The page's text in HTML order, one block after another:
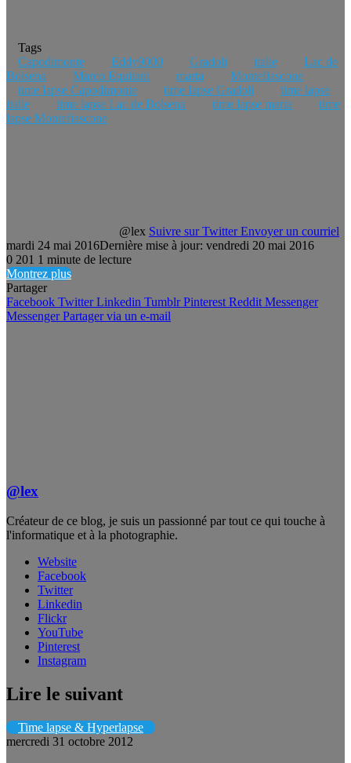
Tags
Capodimonte
Eddy9000 Gradoli italie
Lac de
Bolsena
Marco Equitani marta
Montefiascone
time lapse Capodimonte
time lapse Gradoli
time lapse
italie
time lapse Lac de Bolsena time lapse marta
time
lapse Montefiascone
@lex Suivre sur Twitter Envoyer un courriel
mardi 24 mai 2016Dernière mise à jour: vendredi 20 mai 2016
0 201 1 minute de lecture
Montrez plus
Partager
Facebook Twitter Linkedin Tumblr Pinterest Reddit Messenger
Messenger Partager via un e-mail
@lex
Créateur de ce blog, je suis un passionné par tout ce qui touche à
l'informatique et à la photographie.
Website
Facebook
Twitter
Linkedin
Flickr
YouTube
Pinterest
Instagram
Lire le suivant
Time lapse & Hyperlapse
mercredi 31 octobre 2012